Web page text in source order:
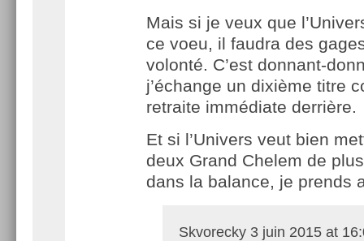
Mais si je veux que
ce voeu, il faudra des
volonté. C’est donnant-
j’échange un dixième titre
retraite immédiate derrière.
Et si l’Univers veut bien
deux Grand Chelem de
dans la balance, je prends
Skvorecky 3 juin 2015 at